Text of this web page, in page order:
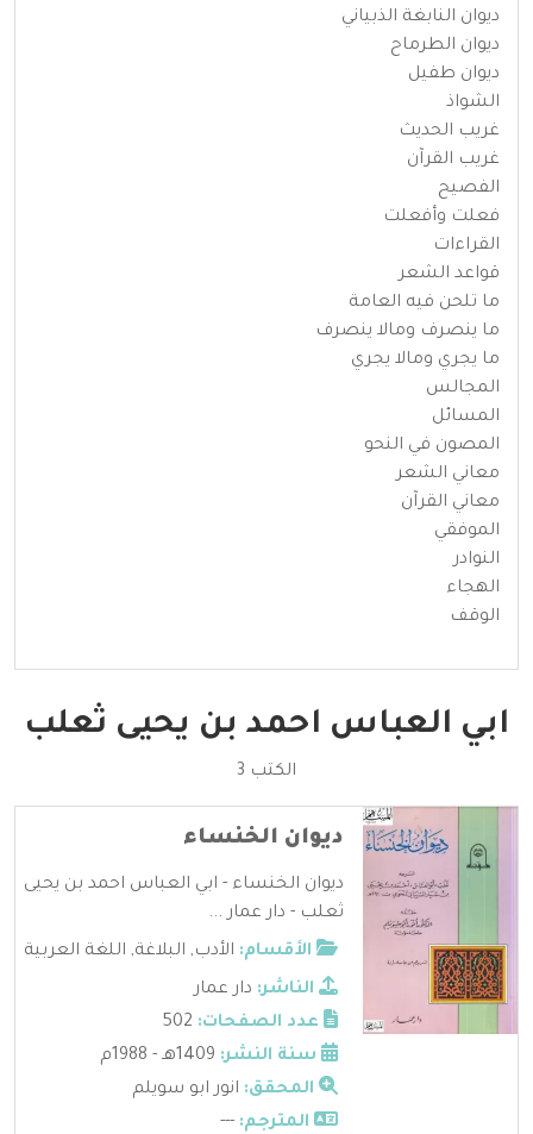
ديوان النابغة الذبياني
ديوان الطرماح
ديوان طفيل
الشواذ
غريب الحديث
غريب القرآن
الفصيح
فعلت وأفعلت
القراءات
قواعد الشعر
ما تلحن فيه العامة
ما ينصرف ومالا ينصرف
ما يجري ومالا يجري
المجالس
المسائل
المصون في النحو
معاني الشعر
معاني القرآن
الموفقي
النوادر
الهجاء
الوقف
ابي العباس احمد بن يحيى ثعلب
الكتب 3
ديوان الخنساء
ديوان الخنساء - ابي العباس احمد بن يحيى
ثعلب - دار عمار ...
الأقسام: الأدب, البلاغة, اللغة العربية
الناشر: دار عمار
عدد الصفحات:
سنة النشر:
المحقق: انور ابو سويلم
المترجم: ---